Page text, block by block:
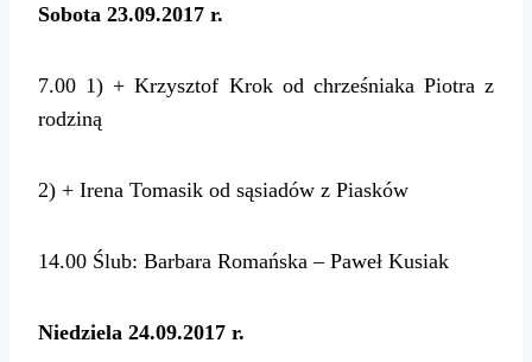
Sobota 23.09.2017 r.
7.00 1) + Krzysztof Krok od chrześniaka Piotra z
rodziną
2) + Irena Tomasik od sąsiadów z Piasków
14.00 Ślub: Barbara Romańska – Paweł Kusiak
Niedziela 24.09.2017 r.